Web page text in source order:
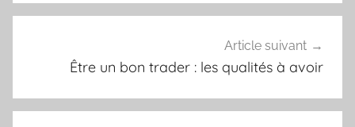
Article suivant
Être un bon trader : les qualités à avoir